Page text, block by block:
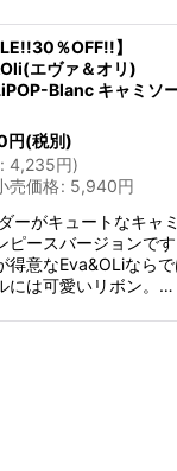
％OFF!!】
エヴァ＆オリ)
Blanc キャミソ
円(税別)
: 4,235円)
売価格: 5,940円
ーがキュートなキャ
ピースバージョンで
得意なEva&OLiなら
には可愛いリボン。…